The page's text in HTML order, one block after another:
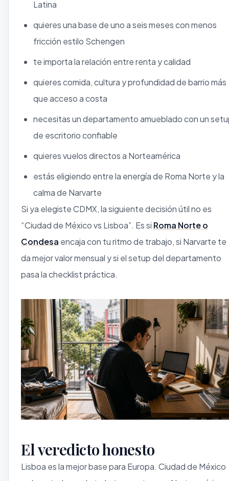
Latina
quieres una base de uno a seis meses con menos
fricción estilo Schengen
te importa la relación entre renta y calidad
quieres comida, cultura y profundidad de barrio más
que acceso a costa
necesitas un departamento amueblado con un
de escritorio confiable
quieres vuelos directos a Norteamérica
estás eligiendo entre la energía de Roma Norte y la
calma de Narvarte
Si ya elegiste CDMX, la siguiente decisión útil no es
“Ciudad de México vs Lisboa”. Es si Roma Norte o
Condesa encaja con tu ritmo de trabajo, si Narvarte te
da mejor valor mensual y si el setup del departamento
pasa la checklist práctica.
El veredicto honesto
Lisboa es la mejor base para Europa. Ciudad de México